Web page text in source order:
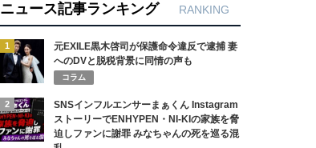
ニュース記事ランキング RANKING
1
元EXILE黒木啓司が保護命令違反で逮捕 妻
へのDVと脱税背景に同情の声も
コラム
2
SNSインフルエンサーまぁくん Instagram
ストーリーでENHYPEN・NI-KIの家族を脅
迫しファンに謝罪 みなちゃんの死を巡る混